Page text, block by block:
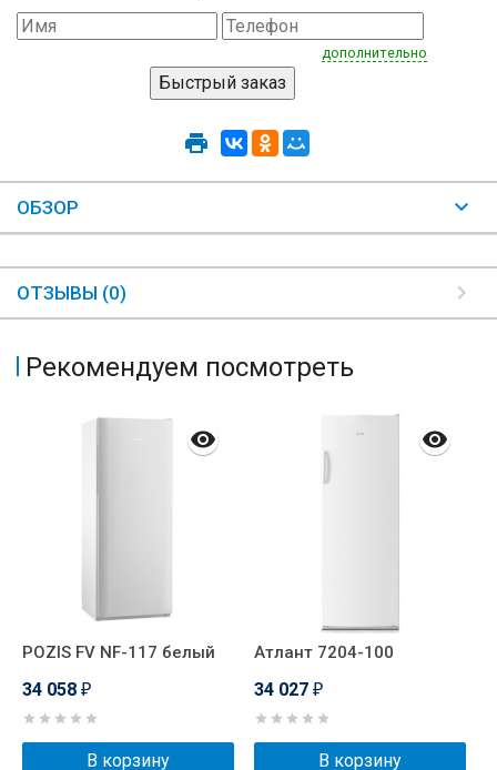
дополнительно
ОБЗОР
ОТЗЫВЫ (0)
Рекомендуем посмотреть
POZIS FV NF-117 белый
34 058 ₽
В корзину
Атлант 7204-100
34 027 ₽
В корзину